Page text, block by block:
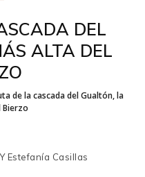
DEL
ALTA DEL
de la cascada del Gualtón, la
Bierzo
Estefanía Casillas